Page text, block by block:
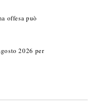
offesa può
2026 per